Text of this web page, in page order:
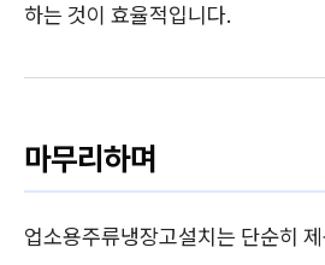
하는 것이 효율적입니다.
마무리하며
업소용주류냉장고설치는 단순히